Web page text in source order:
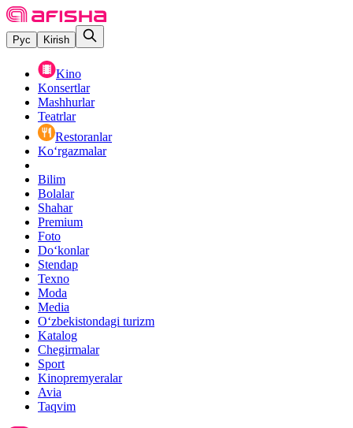
Рус Kirish
Kino
Konsertlar
Mashhurlar
Teatrlar
Restoranlar
Ko‘rgazmalar
Bilim
Bolalar
Shahar
Premium
Foto
Do‘konlar
Stendap
Texno
Moda
Media
O‘zbekistondagi turizm
Katalog
Chegirmalar
Sport
Kinopremyeralar
Avia
Taqvim